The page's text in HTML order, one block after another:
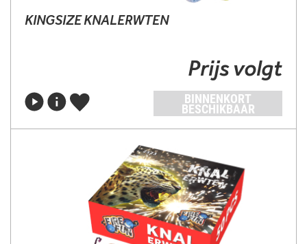
KINGSIZE KNALERWTEN
Prijs volgt
BINNENKORT
BESCHIKBAAR